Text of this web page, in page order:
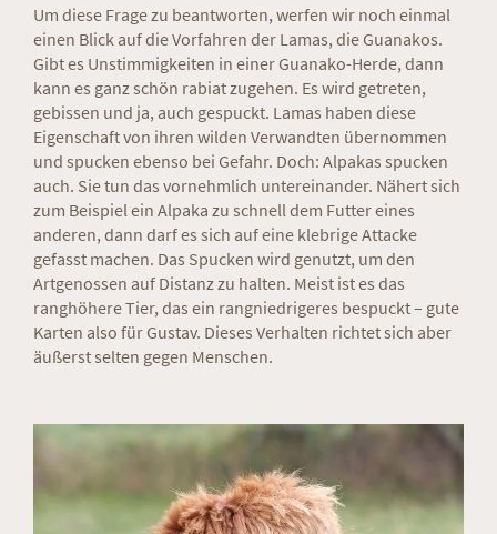
Entsprechend der Größe sind die Alpakas mit einem
Gewicht von rund 60 Kilogramm damit auch deutlich
zierlicher als die Lamas mit einem Gewicht von bis zu
130 Kilogramm. Die größeren Lamas wirken insgesamt
etwas gröber und kantiger als die feingliedrigeren
Alpakas.
Die zarte Erscheinung spiegelt sich ebenfalls im Fell
der Alpakas, das meist gleichmäßiger und feiner
strukturiert ist, was sie ihren Vorfahren den Vikunjas
zu verdanken haben. Deren Fell ist für die
Wollgewinnung ebenso begehrt wie jenes der Alpakas.
Werfen wir einen Blick auf die Ohren der kleinen
Kamele, dann sehen wir gleich den nächsten
Unterschied. Die Ohren der Alpakas zeigen
geradewegs nach oben, während die der Lamas eine
Um diese Frage zu beantworten, werfen wir noch einmal
einen Blick auf die Vorfahren der Lamas, die Guanakos.
Gibt es Unstimmigkeiten in einer Guanako-Herde, dann
kann es ganz schön rabiat zugehen. Es wird getreten,
gebissen und ja, auch gespuckt. Lamas haben diese
Eigenschaft von ihren wilden Verwandten übernommen
und spucken ebenso bei Gefahr. Doch: Alpakas spucken
auch. Sie tun das vornehmlich untereinander. Nähert sich
zum Beispiel ein Alpaka zu schnell dem Futter eines
anderen, dann darf es sich auf eine klebrige Attacke
gefasst machen. Das Spucken wird genutzt, um den
Artgenossen auf Distanz zu halten. Meist ist es das
ranghöhere Tier, das ein rangniedrigeres bespuckt – gute
Karten also für Gustav. Dieses Verhalten richtet sich aber
äußerst selten gegen Menschen.